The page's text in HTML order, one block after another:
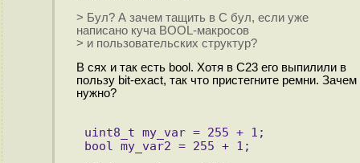
> Бул? А зачем тащить в С бул, если уже
написано куча BOOL-макросов
> и пользовательских структур?
В сях и так есть bool. Хотя в C23 его выпилили в
пользу bit-exact, так что пристегните ремни. Зачем
нужно?
uint8_t my_var = 255 + 1;
bool my_var2 = 255 + 1;